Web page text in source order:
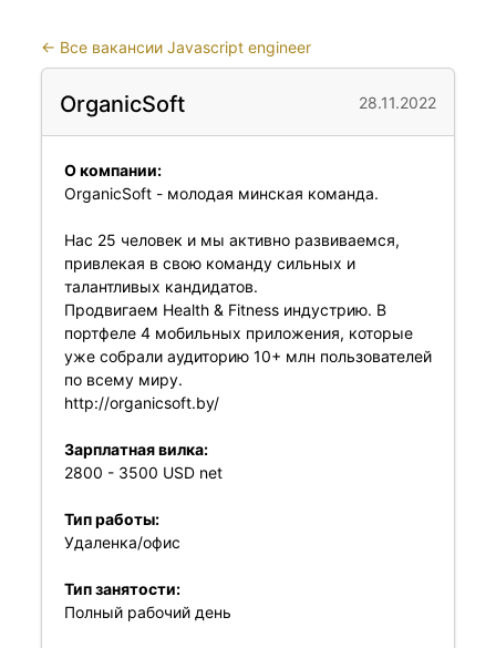
← Все вакансии Javascript engineer
OrganicSoft 28.11.2022
О компании:
OrganicSoft - молодая минская команда.
Нас 25 человек и мы активно развиваемся,
привлекая в свою команду сильных и
талантливых кандидатов.
Продвигаем Health & Fitness индустрию. В
портфеле 4 мобильных приложения, которые
уже собрали аудиторию 10+ млн пользователей
по всему миру.
http://organicsoft.by/
Зарплатная вилка:
2800 - 3500 USD net
Тип работы:
Удаленка/офис
Тип занятости:
Полный рабочий день